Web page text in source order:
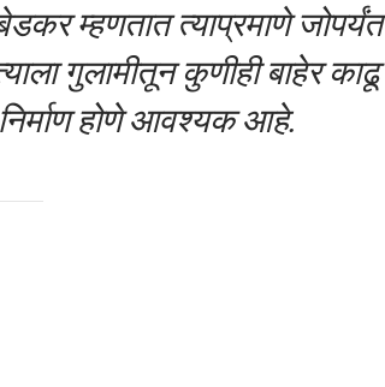
म्हणतात त्याप्रमाणे जोपर्यंत
गुलामीतून कुणीही बाहेर काढू
निर्माण होणे आवश्यक आहे.